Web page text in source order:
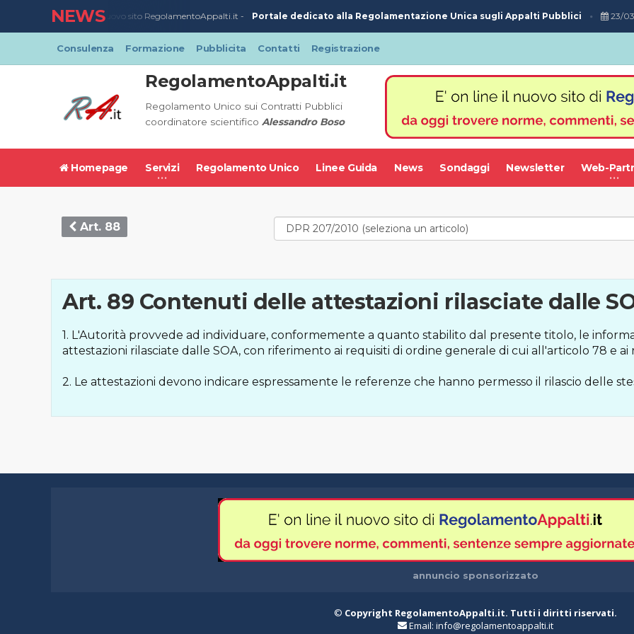
NEWS
23/03/2020-Nuovo sito RegolamentoAppalti.it - Portale dedicato alla Regolamentazione Unica sugli Appalti Pubblici 23/
Consulenza Formazione Pubblicita Contatti Registrazione
RegolamentoAppalti.it
Regolamento Unico sui Contratti Pubblici
coordinatore scientifico Alessandro Boso
Homepage Servizi Regolamento Unico Linee Guida News Sondaggi Newsletter Web-
Art. 88
Art. 89 Contenuti delle attestazioni rilasciate dalle
1. L'Autorità provvede ad individuare, conformemente a quanto stabilito dal presente titolo, le
attestazioni rilasciate dalle SOA, con riferimento ai requisiti di ordine generale di cui all'articolo 78 e
2. Le attestazioni devono indicare espressamente le referenze che hanno permesso il rilascio delle
annuncio sponsorizzato
© Copyright RegolamentoAppalti.it. Tutti i diritti riservati.
Email: info@regolamentoappalti.it